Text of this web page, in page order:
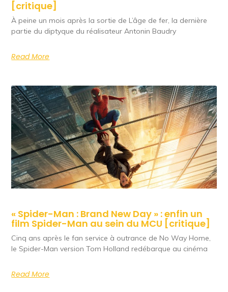
[critique]
À peine un mois après la sortie de L’âge de fer, la dernière
partie du diptyque du réalisateur Antonin Baudry
Read More
« Spider-Man : Brand New Day » : enfin un
film Spider-Man au sein du MCU [critique]
Cinq ans après le fan service à outrance de No Way Home,
le Spider-Man version Tom Holland redébarque au cinéma
Read More